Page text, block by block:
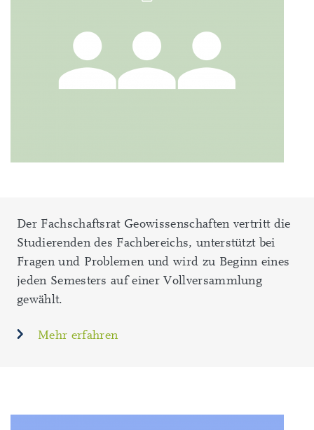
Der Fachschaftsrat Geowissenschaften vertritt die
Studierenden des Fachbereichs, unterstützt bei
Fragen und Problemen und wird zu Beginn eines
jeden Semesters auf einer Vollversammlung
gewählt.
Mehr erfahren